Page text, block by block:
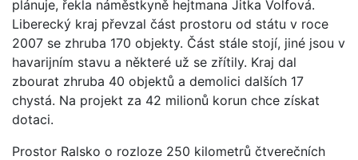
plánuje, řekla náměstkyně hejtmana Jitka Volfová.
Liberecký kraj převzal část prostoru od státu v roce
2007 se zhruba 170 objekty. Část stále stojí, jiné jsou v
havarijním stavu a některé už se zřítily. Kraj dal
zbourat zhruba 40 objektů a demolici dalších 17
chystá. Na projekt za 42 milionů korun chce získat
dotaci.
Prostor Ralsko o rozloze 250 kilometrů čtverečních